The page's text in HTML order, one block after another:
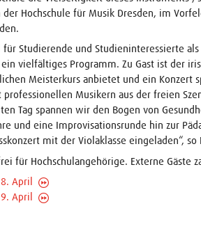
Hochschule für Musik Dresden, im
Studierende und Studieninteressierte
vielfältiges Programm. Zu Gast ist der
Meisterkurs anbietet und ein Konzert
Musikern aus der freien
Tag spannen wir den Bogen von
und eine Improvisationsrunde hin zur
mit der Violaklasse eingeladen“, so
für Hochschulangehörige. Externe Gäste
April
April